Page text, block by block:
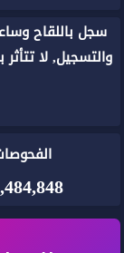
سجل باللقاح
والتسجيل, لا